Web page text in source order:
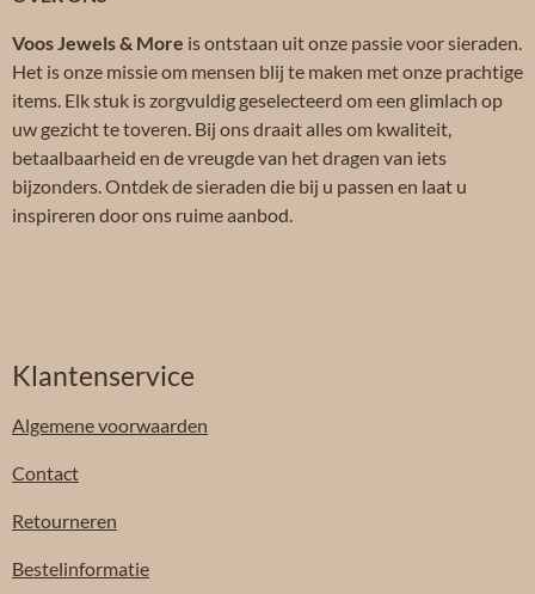
Voos Jewels & More is ontstaan uit onze passie voor sieraden.
Het is onze missie om mensen blij te maken met onze prachtige
items. Elk stuk is zorgvuldig geselecteerd om een glimlach op
uw gezicht te toveren. Bij ons draait alles om kwaliteit,
betaalbaarheid en de vreugde van het dragen van iets
bijzonders. Ontdek de sieraden die bij u passen en laat u
inspireren door ons ruime aanbod.
Klantenservice
Algemenevoorwaarden
Contact
Retourneren
Bestelinformatie